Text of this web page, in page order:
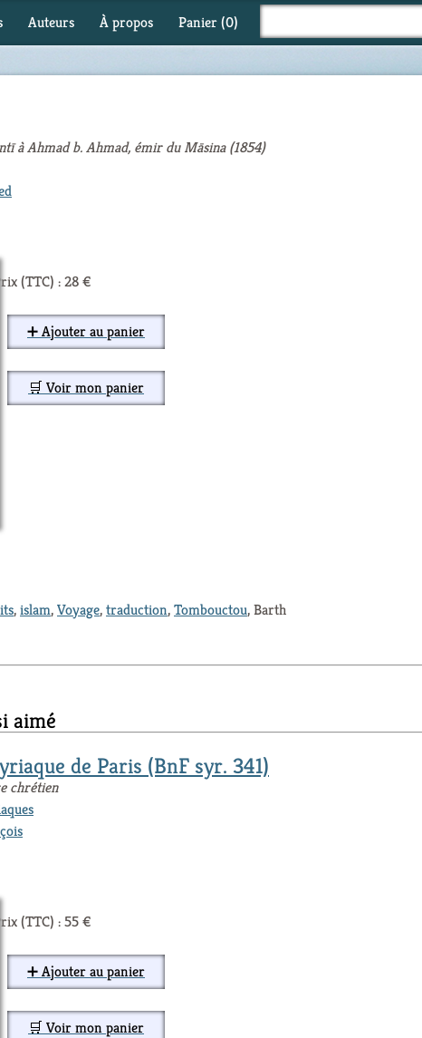
Auteurs À propos Panier (0)
à Ahmad b. Ahmad, émir du Māsina (1854)
Prix (TTC) : 28 €
➕ Ajouter au panier
🛒 Voir mon panier
,islam,Voyage,traduction,Tombouctou, Barth
aimé
de Paris (BnF syr. 341)
chrétien
Prix (TTC) : 55 €
➕ Ajouter au panier
🛒 Voir mon panier